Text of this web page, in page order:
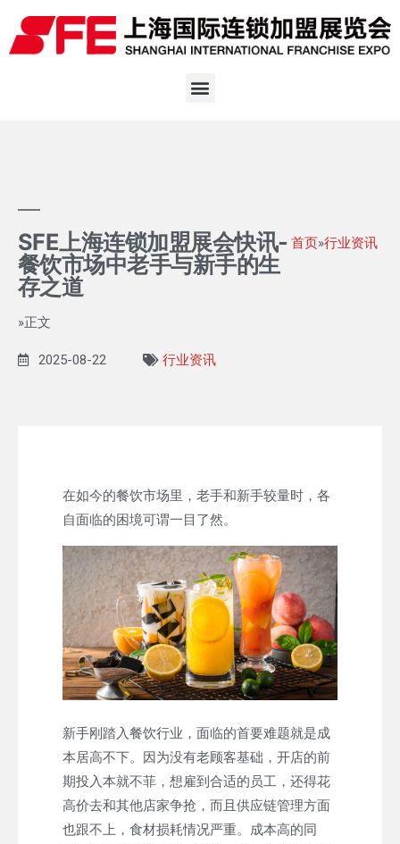
SFE上海连锁加盟展会快讯-
餐饮市场中老手与新手的生
存之道
首页»行业资讯
»正文
2025-08-22 行业资讯
在如今的餐饮市场里，老手和新手较量时，各
自面临的困境可谓一目了然。
新手刚踏入餐饮行业，面临的首要难题就是成
本居高不下。因为没有老顾客基础，开店的前
期投入本就不菲，想雇到合适的员工，还得花
高价去和其他店家争抢，而且供应链管理方面
也跟不上，食材损耗情况严重。成本高的同